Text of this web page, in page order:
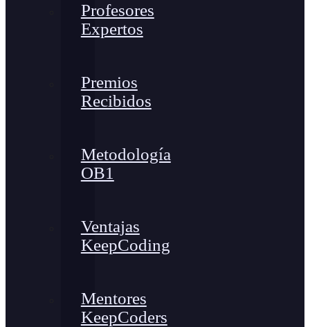
Profesores
Expertos
Premios
Recibidos
Metodología
OB1
Ventajas
KeepCoding
Mentores
KeepCoders